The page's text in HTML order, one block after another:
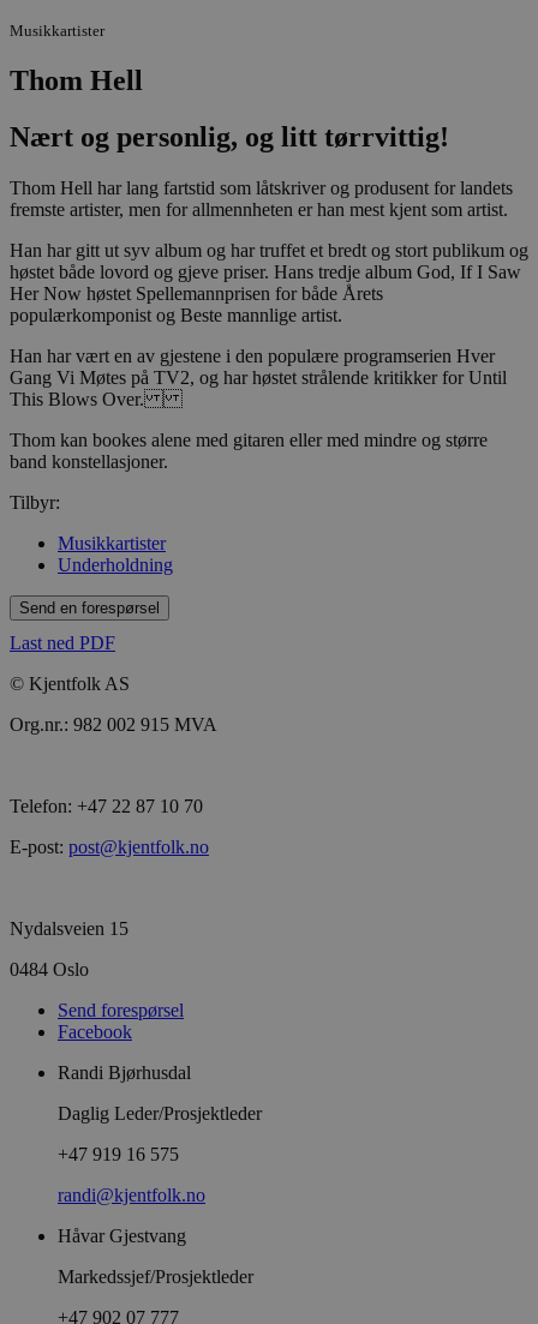
Musikkartister
Thom Hell
Nært og personlig, og litt tørrvittig!
Thom Hell har lang fartstid som låtskriver og produsent for landets
fremste artister, men for allmennheten er han mest kjent som artist.
Han har gitt ut syv album og har truffet et bredt og stort publikum og
høstet både lovord og gjeve priser. Hans tredje album God, If I Saw
Her Now høstet Spellemannprisen for både Årets
populærkomponist og Beste mannlige artist.
Han har vært en av gjestene i den populære programserien Hver
Gang Vi Møtes på TV2, og har høstet strålende kritikker for Until
This Blows Over.
Thom kan bookes alene med gitaren eller med mindre og større
band konstellasjoner.
Tilbyr:
Musikkartister
Underholdning
Send en forespørsel
Last ned PDF
© Kjentfolk AS
Org.nr.: 982 002 915 MVA
Telefon: +47 22 87 10 70
E-post: post@kjentfolk.no
Nydalsveien 15
0484 Oslo
Send forespørsel
Facebook
Randi Bjørhusdal
Daglig Leder/Prosjektleder
+47 919 16 575
randi@kjentfolk.no
Håvar Gjestvang
Markedssjef/Prosjektleder
+47 902 07 777